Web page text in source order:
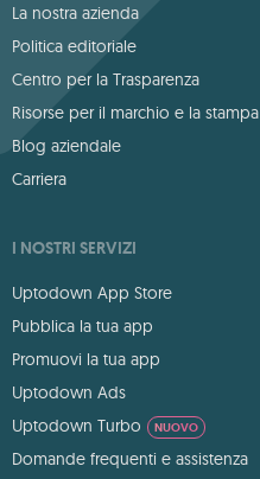
La nostra azienda
Politica editoriale
Centro per la Trasparenza
Risorse per il marchio e la stampa
Blog aziendale
Carriera
I NOSTRI SERVIZI
Uptodown App Store
Pubblica la tua app
Promuovi la tua app
Uptodown Ads
Uptodown Turbo
NUOVO
Domande frequenti e assistenza